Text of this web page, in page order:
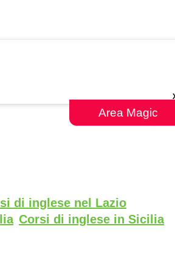
Area Magic
di inglese nel Lazio
Corsi di inglese in Sicilia